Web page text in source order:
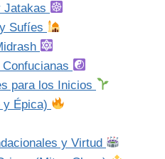
Jatakas
Sufíes
para los Inicios
y Épica)
y Virtud